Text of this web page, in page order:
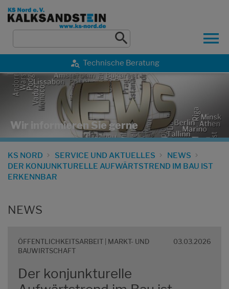
Technische Beratung
Wir informieren Sie gerne
KS NORD SERVICE UND AKTUELLES
NEWS
DER KONJUNKTURELLE AUFWÄRTSTREND IM BAU IST
ERKENNBAR
NEWS
ÖFFENTLICHKEITSARBEIT | MARKT- UND
BAUWIRTSCHAFT
03.03.2026
Der konjunkturelle